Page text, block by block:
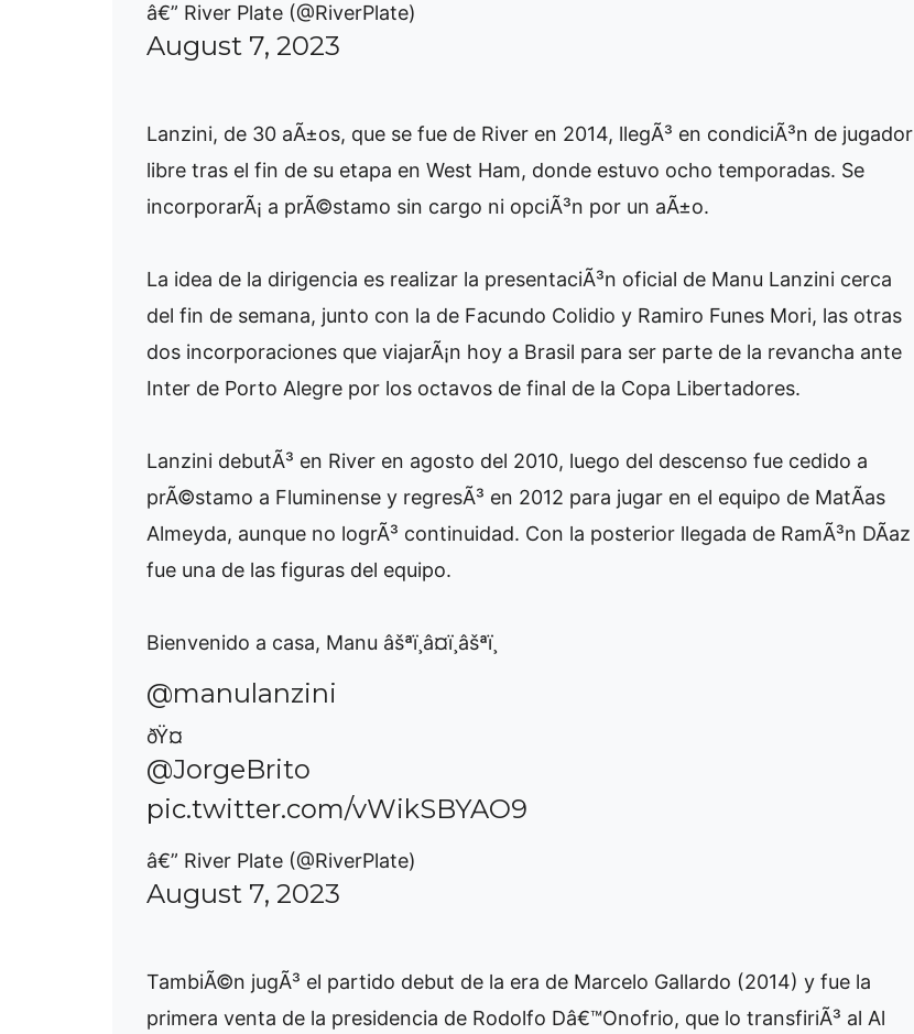
â€” River Plate (@RiverPlate)
August 7, 2023
Lanzini, de 30 aÃ±os, que se fue de River en 2014, llegÃ³ en condiciÃ³n de jugador
libre tras el fin de su etapa en West Ham, donde estuvo ocho temporadas. Se
incorporarÃ¡ a prÃ©stamo sin cargo ni opciÃ³n por un aÃ±o.
La idea de la dirigencia es realizar la presentaciÃ³n oficial de Manu Lanzini cerca
del fin de semana, junto con la de Facundo Colidio y Ramiro Funes Mori, las otras
dos incorporaciones que viajarÃ¡n hoy a Brasil para ser parte de la revancha ante
Inter de Porto Alegre por los octavos de final de la Copa Libertadores.
Lanzini debutÃ³ en River en agosto del 2010, luego del descenso fue cedido a
prÃ©stamo a Fluminense y regresÃ³ en 2012 para jugar en el equipo de MatÃ­as
Almeyda, aunque no logrÃ³ continuidad. Con la posterior llegada de RamÃ³n DÃ­az
fue una de las figuras del equipo.
Bienvenido a casa, Manu âšªï¸â¤ï¸âšªï¸
@manulanzini
ðŸ¤
@JorgeBrito
pic.twitter.com/vWikSBYAO9
â€” River Plate (@RiverPlate)
August 7, 2023
TambiÃ©n jugÃ³ el partido debut de la era de Marcelo Gallardo (2014) y fue la
primera venta de la presidencia de Rodolfo Dâ€™Onofrio, que lo transfiriÃ³ al Al